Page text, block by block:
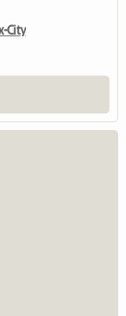
City